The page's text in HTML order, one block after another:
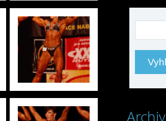
Archiv